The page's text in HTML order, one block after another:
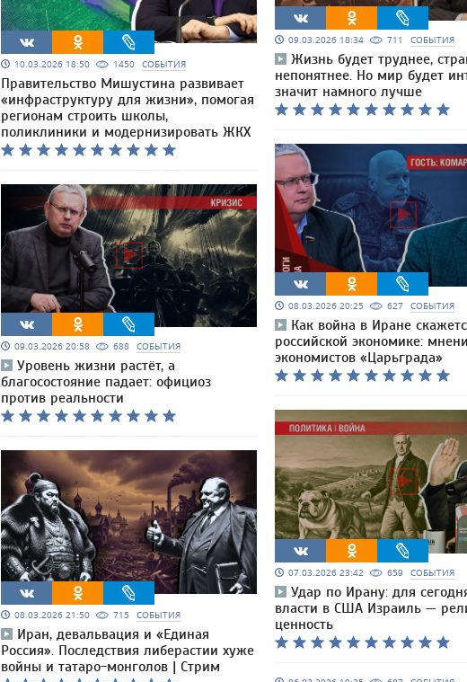
10.03.2026 18:50 1450 СОБЫТИЯ
Правительство Мишустина развивает
«инфраструктуру для жизни», помогая
регионам строить школы,
поликлиники и модернизировать ЖКХ
09.03.2026 20:58 688 СОБЫТИЯ
Уровень жизни растёт, а
благосостояние падает: официоз
против реальности
08.03.2026 21:50 715 СОБЫТИЯ
Иран, девальвация и «Единая
Россия». Последствия либерастии хуже
войны и татаро-монголов | Стрим
09.03.2026 18:34 711 СОБЫТИЯ
Жизнь будет труднее,
непонятнее. Но мир будет
значит намного лучше
08.03.2026 20:25 627 СОБЫТИЯ
Как война в Иране
российской экономике:
экономистов «Царьграда»
07.03.2026 23:42 659 СОБЫТИЯ
Удар по Ирану: для
власти в США Израиль —
ценность